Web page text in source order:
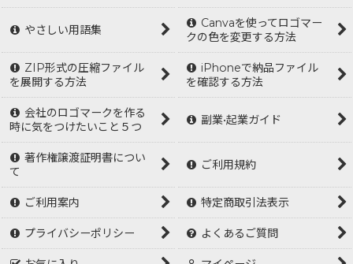
やさしい用語集
Canvaを使ってロゴマー
クの色を変更する方法
ZIP形式の圧縮ファイル
を展開する方法
iPhoneで納品ファイル
を確認する方法
会社のロゴマークを作る
時に気をつけたいこと５つ
副業•起業ガイド
著作権譲渡証明書につい
て
ご利用規約
ご利用案内 特定商取引法表示
プライバシーポリシー よくあるご質問